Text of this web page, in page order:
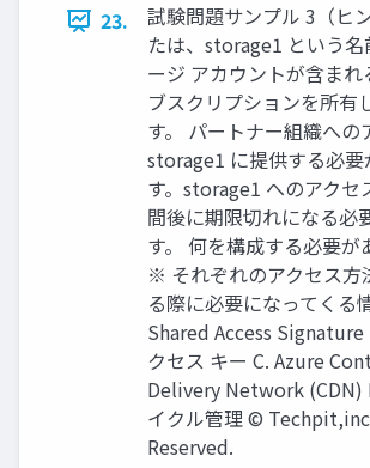
23.
試験問題サンプル 3（ヒ
たは、storage1 という
ージ アカウントが含ま
ブスクリプションを所有
す。 パートナー組織への
storage1 に提供する必要
す。storage1 へのアクセ
間後に期限切れになる必
す。 何を構成する必要が
※ それぞれのアクセス方
る際に必要になってくる
Shared Access Signature
クセス キー C. Azure
Delivery Network (CDN)
イクル管理 ©
Reserved.